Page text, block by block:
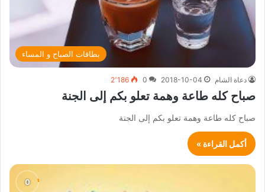
بطاقات الصباح و المساء
دعاة الشام 2018-10-04
0 2٬186
صباح كله طاعة وهمة تعلو بكم إلى الجنة
صباح كله طاعة وهمة تعلو بكم إلى الجنة
أكمل القراءة »